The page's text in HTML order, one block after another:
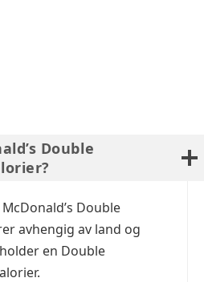
Double
Double
avhengig av land og
en Double